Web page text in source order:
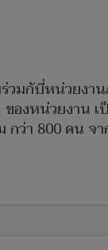
วมกับี่หน่วยงา
องหน่วยงาน
ว่า 800 คน จ